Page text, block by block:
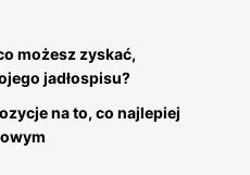
możesz zyskać,
jadłospisu?
na to, co najlepiej